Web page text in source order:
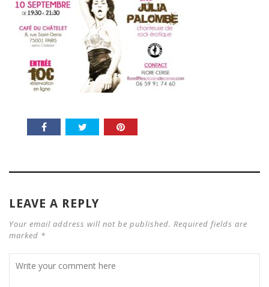
LEAVE A REPLY
Your email address will not be published. Required fields are
marked *